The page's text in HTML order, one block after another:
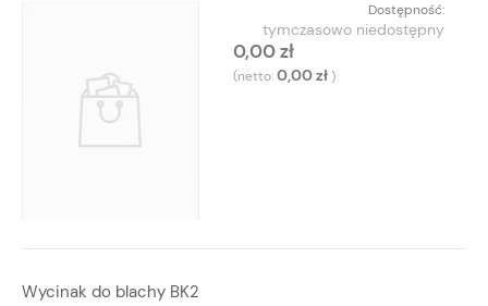
Dostępność:
tymczasowo niedostępny
0,00 zł
(netto:0,00 zł)
Wycinak do blachy BK2